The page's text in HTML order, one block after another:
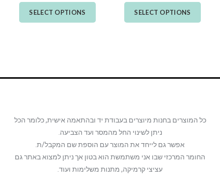
SELECT OPTIONS
SELECT OPTIONS
כל המוצרים בחנות מיוצרים בעבודת יד ובהתאמה אישית, כלומר הכל
ניתן לשינוי החל מהמסר ועד הצביעה.
אפשר גם לייחד את המוצר עם הוספת שם המקבל/ת.
החומר המרכזי שבו אני משתמשת הוא בטון אך ניתן למצוא באתר גם
עציצי קרמיקה, מתנות משלימות ועוד.